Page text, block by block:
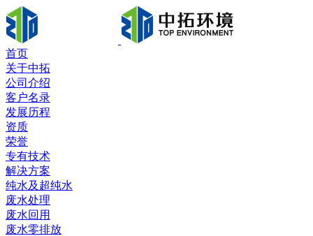
首页
关于中拓
公司介绍
客户名录
发展历程
资质
荣誉
专有技术
解决方案
纯水及超纯水
废水处理
废水回用
废水零排放